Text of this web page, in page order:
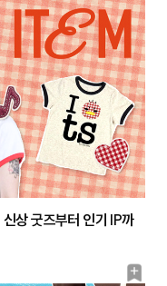
마
크
북
상 굿즈부터 인기 IP까